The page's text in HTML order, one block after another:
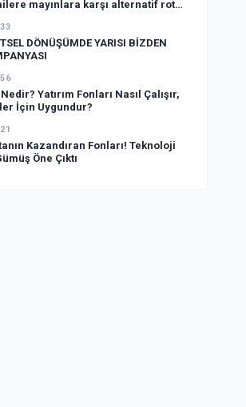
mayınlara karşı alternatif rota
DÖNÜŞÜMDE YARISI BİZDEN
Yatırım Fonları Nasıl Çalışır,
İçin Uygundur?
Kazandıran Fonları! Teknoloji
Öne Çıktı